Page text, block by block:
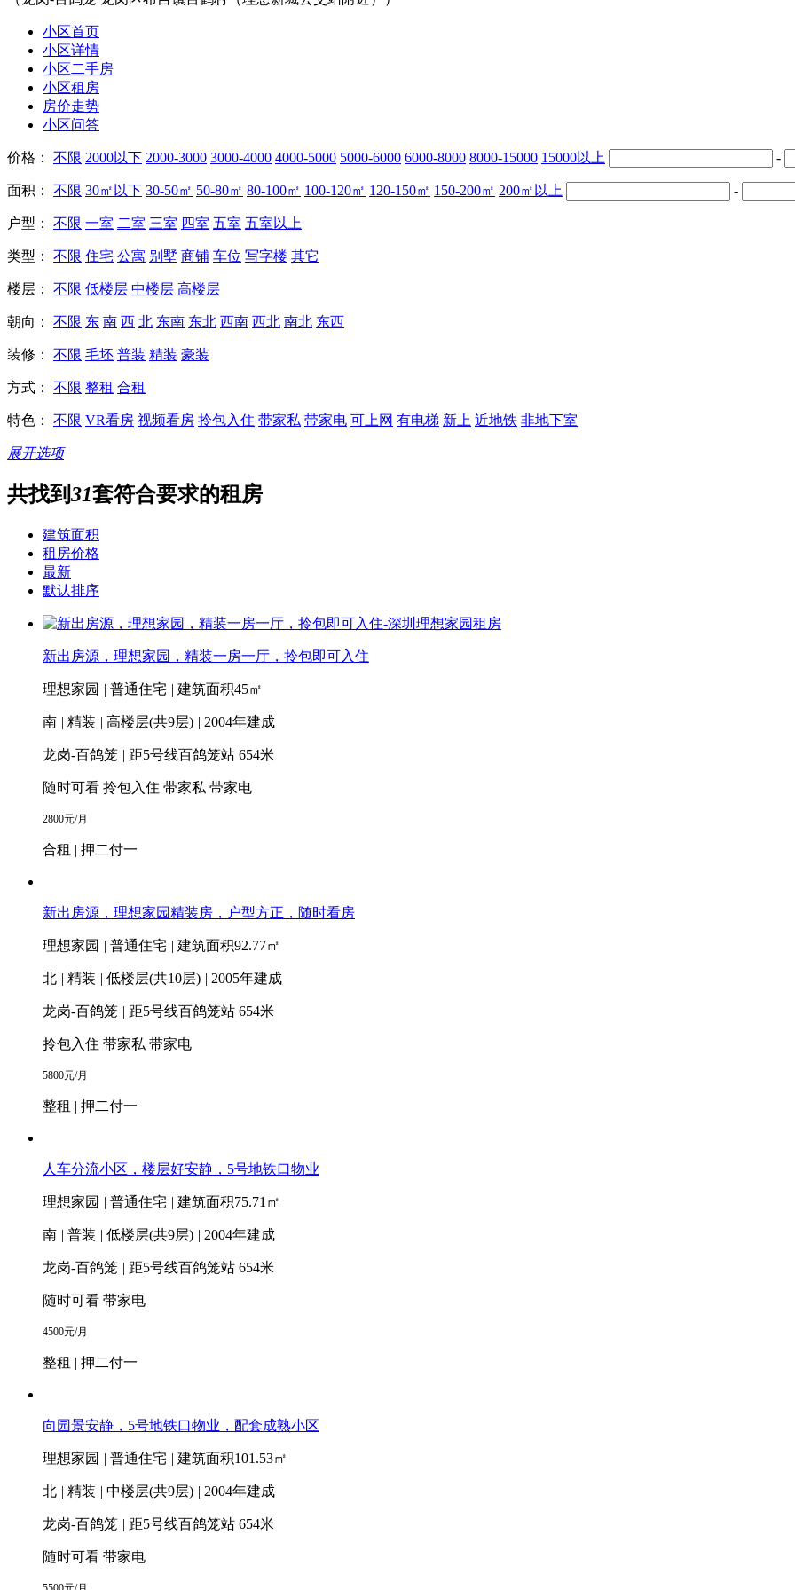
小区首页
小区详情
小区二手房
小区租房
房价走势
小区问答
价格： 不限 2000以下 2000-3000 3000-4000 4000-5000 5000-6000 6000-8000 8000-15000 15000以上 -
面积： 不限 30㎡以下 30-50㎡ 50-80㎡ 80-100㎡ 100-120㎡ 120-150㎡ 150-200㎡ 200㎡以上 -
户型： 不限 一室 二室 三室 四室 五室 五室以上
类型： 不限 住宅 公寓 别墅 商铺 车位 写字楼 其它
楼层： 不限 低楼层 中楼层 高楼层
朝向： 不限 东 南 西 北 东南 东北 西南 西北 南北 东西
装修： 不限 毛坯 普装 精装 豪装
方式： 不限 整租 合租
特色： 不限 VR看房 视频看房 拎包入住 带家私 带家电 可上网 有电梯 新上 近地铁 非地下室
展开选项
共找到31套符合要求的租房
建筑面积
租房价格
最新
默认排序
新出房源，理想家园，精装一房一厅，拎包即可入住
理想家园 | 普通住宅 | 建筑面积45㎡
南 | 精装 | 高楼层(共9层) | 2004年建成
龙岗-百鸽笼 | 距5号线百鸽笼站 654米
随时可看 拎包入住 带家私 带家电
2800元/月
合租 | 押二付一
新出房源，理想家园精装房，户型方正，随时看房
理想家园 | 普通住宅 | 建筑面积92.77㎡
北 | 精装 | 低楼层(共10层) | 2005年建成
龙岗-百鸽笼 | 距5号线百鸽笼站 654米
拎包入住 带家私 带家电
5800元/月
整租 | 押二付一
人车分流小区，楼层好安静，5号地铁口物业
理想家园 | 普通住宅 | 建筑面积75.71㎡
南 | 普装 | 低楼层(共9层) | 2004年建成
龙岗-百鸽笼 | 距5号线百鸽笼站 654米
随时可看 带家电
4500元/月
整租 | 押二付一
向园景安静，5号地铁口物业，配套成熟小区
理想家园 | 普通住宅 | 建筑面积101.53㎡
北 | 精装 | 中楼层(共9层) | 2004年建成
龙岗-百鸽笼 | 距5号线百鸽笼站 654米
随时可看 带家电
5500元/月